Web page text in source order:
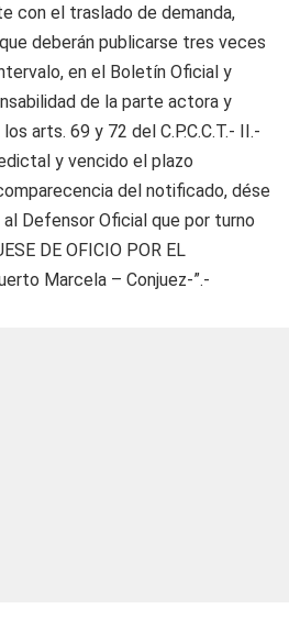
con el traslado de demanda,
deberán publicarse tres veces
en el Boletín Oficial y
de la parte actora y
arts. 69 y 72 del C.P.C.C.T.- II.-
y vencido el plazo
del notificado, dése
Defensor Oficial que por turno
DE OFICIO POR EL
Marcela – Conjuez-”.-